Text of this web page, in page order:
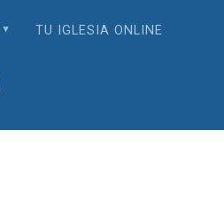
TU IGLESIA ONLINE